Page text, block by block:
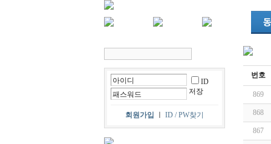
ID
저장
회원가입 ID / PW찾기
번호
869
868
867